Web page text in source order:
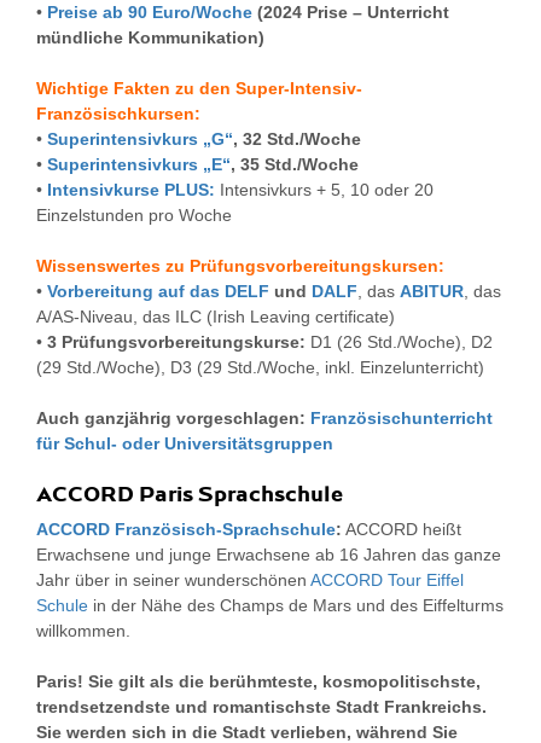
• Preise ab 90 Euro/Woche (2024 Prise – Unterricht
mündliche Kommunikation)
Wichtige Fakten zu den Super-Intensiv-
Französischkursen:
• Superintensivkurs „G“, 32 Std./Woche
• Superintensivkurs „E“, 35 Std./Woche
• Intensivkurse PLUS: Intensivkurs + 5, 10 oder 20
Einzelstunden pro Woche
Wissenswertes zu Prüfungsvorbereitungskursen:
• Vorbereitung auf das DELF und DALF , das ABITUR , das
A/AS-Niveau, das ILC (Irish Leaving certificate)
• 3 Prüfungsvorbereitungskurse: D1 (26 Std./Woche), D2
(29 Std./Woche), D3 (29 Std./Woche, inkl. Einzelunterricht)
Auch ganzjährig vorgeschlagen: Französischunterricht
für Schul- oder Universitätsgruppen
ACCORD Paris Sprachschule
ACCORD Französisch-Sprachschule: ACCORD heißt
Erwachsene und junge Erwachsene ab 16 Jahren das ganze
Jahr über in seiner wunderschönen ACCORD Tour Eiffel
Schule in der Nähe des Champs de Mars und des Eiffelturms
willkommen.
Paris! Sie gilt als die berühmteste, kosmopolitischste,
trendsetzendste und romantischste Stadt Frankreichs.
Sie werden sich in die Stadt verlieben, während Sie